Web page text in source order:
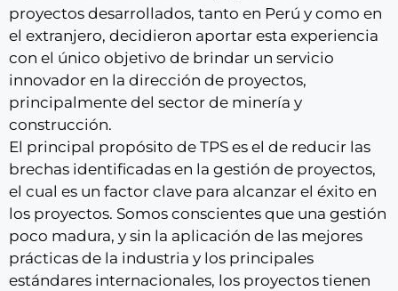
proyectos desarrollados, tanto en Perú y como en
el extranjero, decidieron aportar esta experiencia
con el único objetivo de brindar un servicio
innovador en la dirección de proyectos,
principalmente del sector de minería y
construcción.
El principal propósito de TPS es el de reducir las
brechas identificadas en la gestión de proyectos,
el cual es un factor clave para alcanzar el éxito en
los proyectos. Somos conscientes que una gestión
poco madura, y sin la aplicación de las mejores
prácticas de la industria y los principales
estándares internacionales, los proyectos tienen